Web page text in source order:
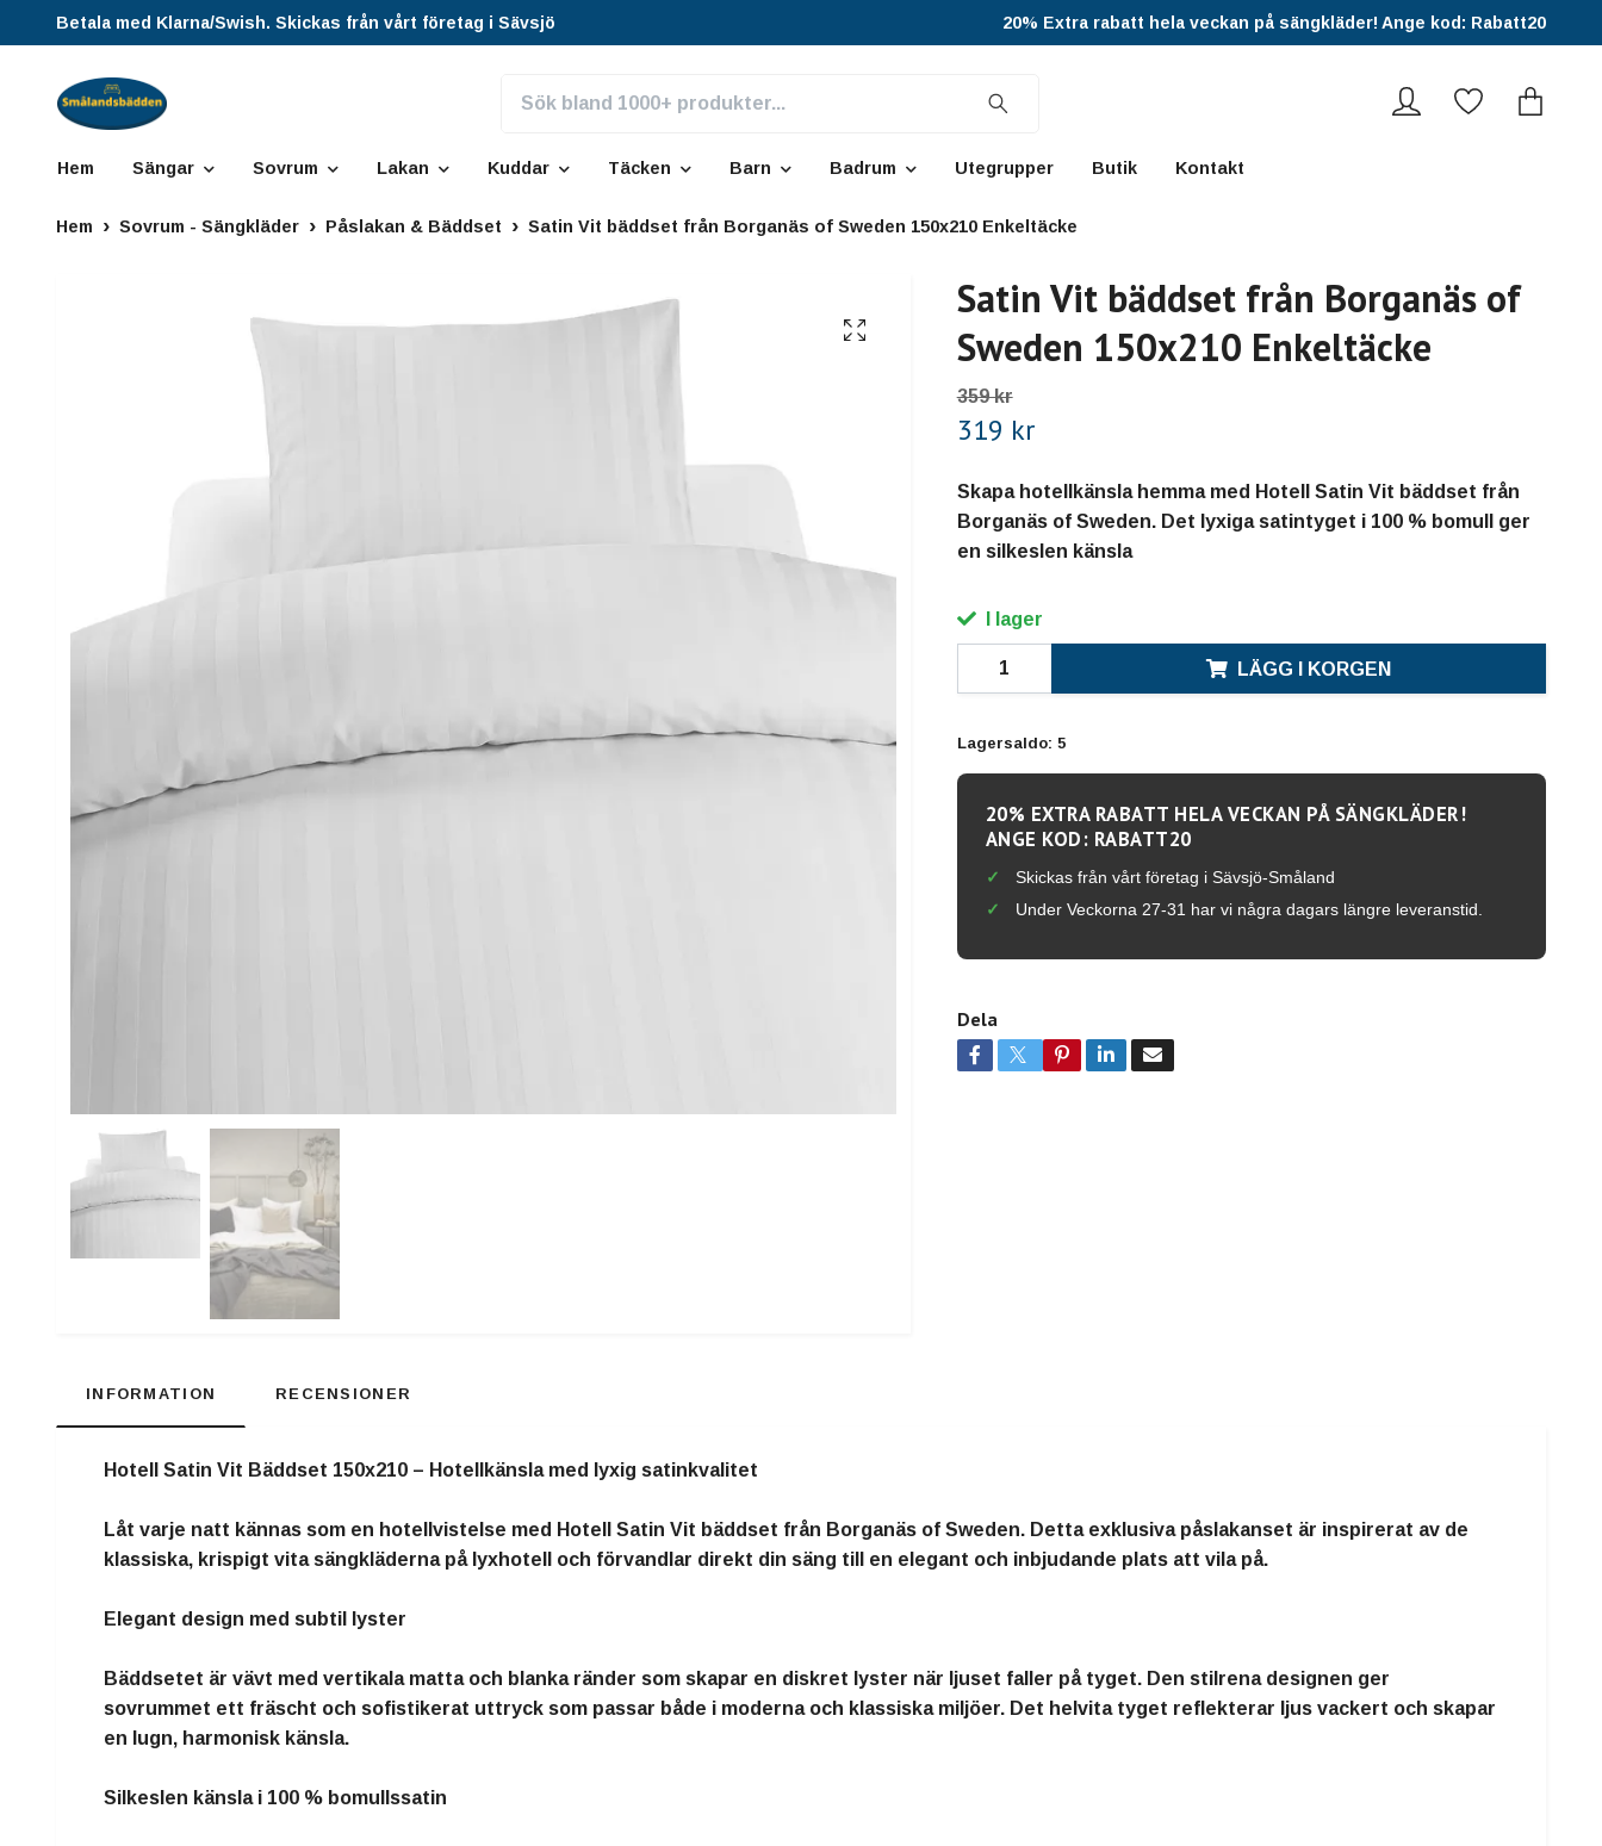
Betala med Klarna/Swish. Skickas från vårt företag i Sävsjö 20% Extra rabatt hela veckan på sängkläder! Ange kod: Rabatt20
Hem Sängar Sovrum Lakan Kuddar Täcken Barn Badrum Utegrupper Butik Kontakt
Hem Sovrum - Sängkläder Påslakan & Bäddset Satin Vit bäddset från Borganäs of Sweden 150x210 Enkeltäcke
Satin Vit bäddset från Borganäs of
Sweden 150x210 Enkeltäcke
359 kr
319 kr
Skapa hotellkänsla hemma med Hotell Satin Vit bäddset från
Borganäs of Sweden. Det lyxiga satintyget i 100 % bomull ger
en silkeslen känsla
I lager
LÄGG I KORGEN
Lagersaldo: 5
20% EXTRA RABATT HELA VECKAN PÅ SÄNGKLÄDER!
ANGE KOD: RABATT20
Skickas från vårt företag i Sävsjö-Småland
Under Veckorna 27-31 har vi några dagars längre leveranstid.
Dela
INFORMATION RECENSIONER
Hotell Satin Vit Bäddset 150x210 – Hotellkänsla med lyxig satinkvalitet
Låt varje natt kännas som en hotellvistelse med Hotell Satin Vit bäddset från Borganäs of Sweden. Detta exklusiva påslakanset är inspirerat av de
klassiska, krispigt vita sängkläderna på lyxhotell och förvandlar direkt din säng till en elegant och inbjudande plats att vila på.
Elegant design med subtil lyster
Bäddsetet är vävt med vertikala matta och blanka ränder som skapar en diskret lyster när ljuset faller på tyget. Den stilrena designen ger
sovrummet ett fräscht och sofistikerat uttryck som passar både i moderna och klassiska miljöer. Det helvita tyget reflekterar ljus vackert och skapar
en lugn, harmonisk känsla.
Silkeslen känsla i 100 % bomullssatin